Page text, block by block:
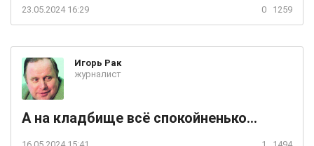
23.05.2024 16:29 0 1259
Игорь Рак
журналист
А на кладбище всё спокойненько...